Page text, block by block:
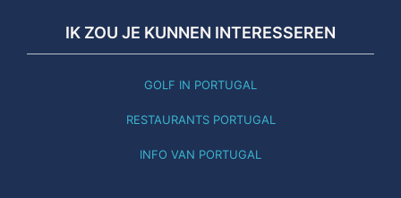
IK ZOU JE KUNNEN INTERESSEREN
GOLF IN PORTUGAL
RESTAURANTS PORTUGAL
INFO VAN PORTUGAL